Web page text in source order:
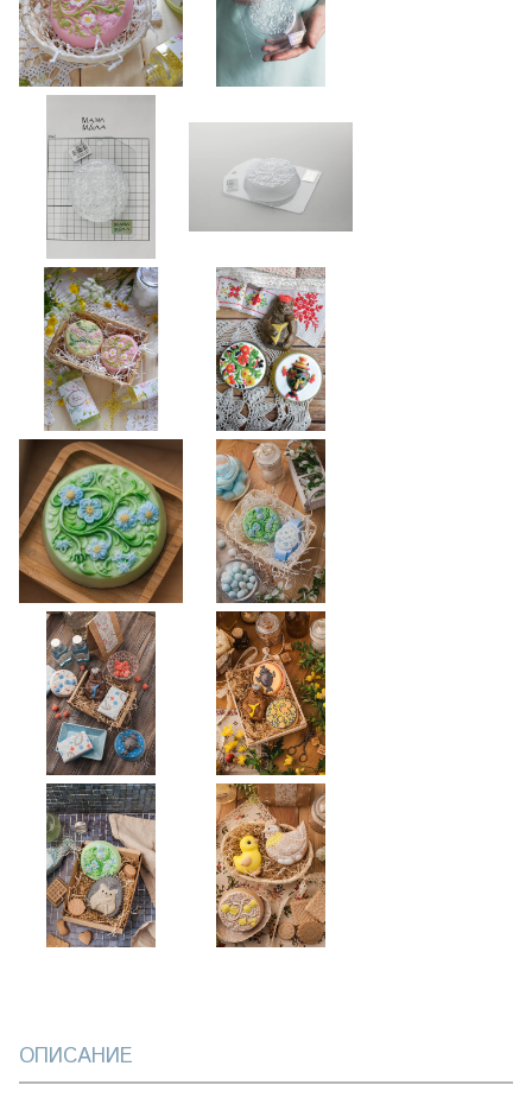
ОПИСАНИЕ